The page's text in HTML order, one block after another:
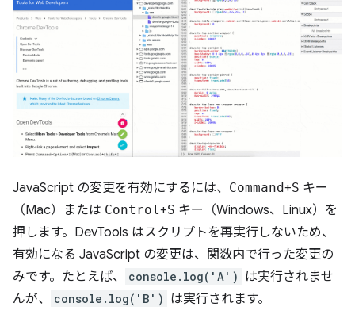
JavaScript の変更を有効にするには、 Command+S キー
（Mac）または Control+S キー（Windows、Linux）を
押します。DevTools はスクリプトを再実行しないため、
有効になる JavaScript の変更は、関数内で行った変更の
みです。たとえば、
console.log('A') は実行されませ
んが、
console.log('B') は実行されます。